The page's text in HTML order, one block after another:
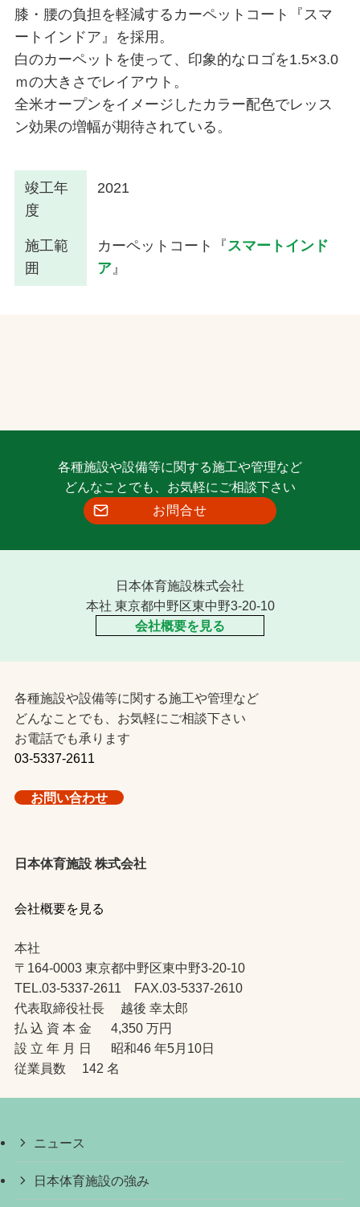
膝・腰の負担を軽減するカーペットコート『スマ
ートインドア』を採用。
白のカーペットを使って、印象的なロゴを1.5×3.0
ｍの大きさでレイアウト。
全米オープンをイメージしたカラー配色でレッス
ン効果の増幅が期待されている。
竣工年
度
2021
施工範
囲
カーペットコート『 スマートインド
ア 』
各種施設や設備等に関する施工や管理など
どんなことでも、お気軽にご相談下さい
お問合せ
日本体育施設株式会社
本社 東京都中野区東中野3-20-10
会社概要を見る
各種施設や設備等に関する施工や管理など
どんなことでも、お気軽にご相談下さい
お電話でも承ります
03-5337-2611
お問い合わせ
日本体育施設 株式会社
会社概要を見る
本社
〒164-0003 東京都中野区東中野3-20-10
TEL.03-5337-2611 FAX.03-5337-2610
代表取締役社長 越後 幸太郎
払 込 資 本 金 4,350 万円
設 立 年 月 日 昭和46 年5月10日
従業員数 142 名
ニュース
日本体育施設の強み